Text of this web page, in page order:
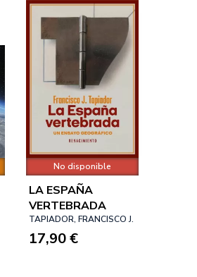
No disponible
LA ESPAÑA
VERTEBRADA
TAPIADOR, FRANCISCO J.
17,90 €